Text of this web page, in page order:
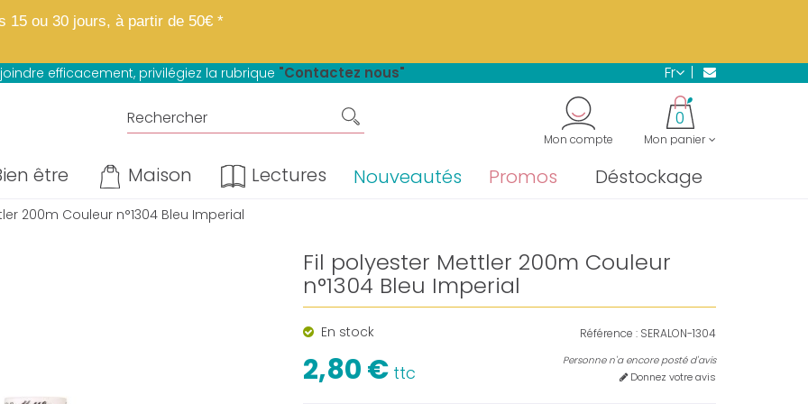
fait peau neuve. Mêmes matières, mêmes prix, mêmes avantages.
15 ou 30 jours, à partir de 50€ *
paiement en 4 fois sans frais*
efficacement, privilégiez la rubrique "Contactez nous" fr
Mon panier
0
Mon compte
être Maison Lectures Nouveautés Promos Déstockage
200m Couleur n°1304 Bleu Imperial
Fil polyester Mettler 200m Couleur
n°1304 Bleu Imperial
Référence : SERALON-1304
En stock
Personne n'a encore posté d'avis
Donnez votre avis
2,80 € ttc